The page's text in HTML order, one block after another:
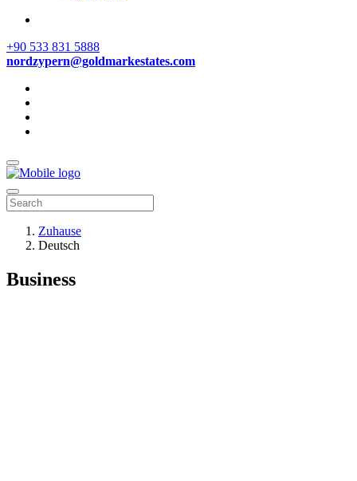
+90 533 831 5888
nordzypern@goldmarkestates.com
Zuhause
Deutsch
Business